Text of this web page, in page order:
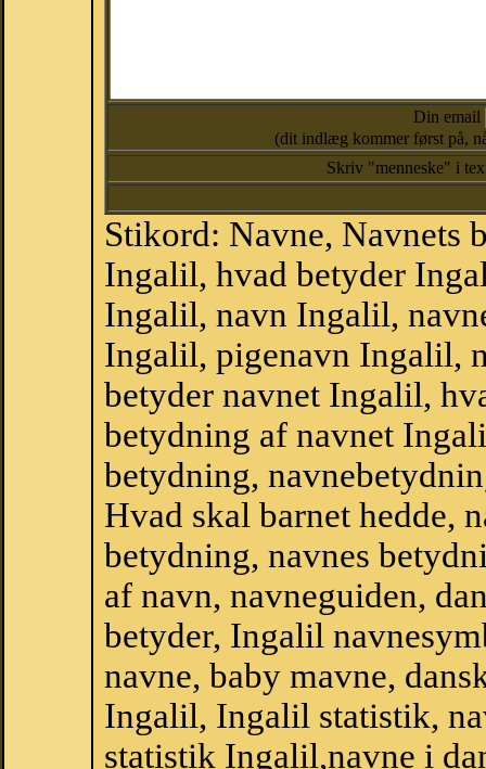
Din email
(dit indlæg kommer først på,
Skriv "menneske" i
Stikord: Navne, Navnets
Ingalil, hvad betyder
Ingalil, navn Ingalil,
Ingalil, pigenavn Ingalil,
betyder navnet Ingalil,
betydning af navnet
betydning,
Hvad skal barnet hedde,
betydning, navnes
af navn, navneguiden,
betyder, Ingalil
navne, baby mavne,
Ingalil, Ingalil statistik,
statistik Ingalil,navne i